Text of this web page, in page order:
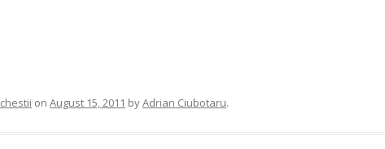
chestii on August 15, 2011 byAdrian Ciubotaru.